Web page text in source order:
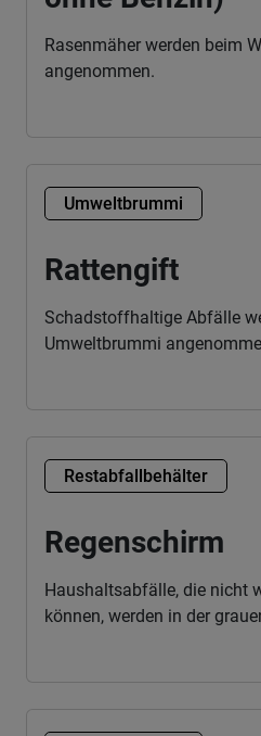
Rasenmäher werden beim
angenommen.
Umweltbrummi
Rattengift
Schadstoffhaltige Abfälle
Umweltbrummi
Restabfallbehälter
Regenschirm
Haushaltsabfälle, die nicht
können, werden in der